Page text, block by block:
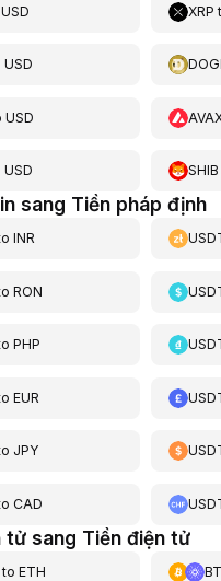
USD XRP
USD
USD
USD SHIB
sang Tiền pháp định
INR
RON
PHP
EUR
JPY
CAD
tử sang Tiền điện tử
ETH